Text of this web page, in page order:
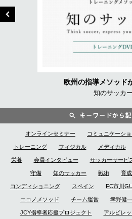
欧州の指導メソッド
知のサッカー
オンラインセミナー コミュニケーショ
トレーニング フィジカル メディカル
栄養 会員インタビュー サッカーサービ
守備 知のサッカー 戦術 育成
コンディショニング スペイン FC市川
エコノメソッド チーム運営 幸野健一
JCY指導者応援プロジェクト アルビレ